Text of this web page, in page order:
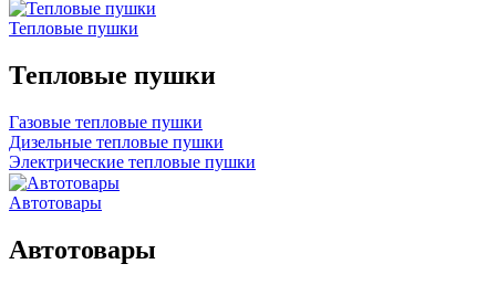
Тепловые пушки
Тепловые пушки
Газовые тепловые пушки
Дизельные тепловые пушки
Электрические тепловые пушки
Автотовары
Автотовары